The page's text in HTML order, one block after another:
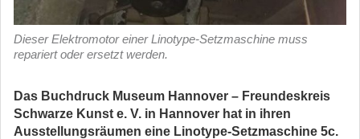
Dieser Elektromotor einer Linotype-Setzmaschine muss
repariert oder ersetzt werden.
Das Buchdruck Museum Hannover – Freundeskreis
Schwarze Kunst e. V. in Hannover hat in ihren
Ausstellungsräumen eine Linotype-Setzmaschine 5c.